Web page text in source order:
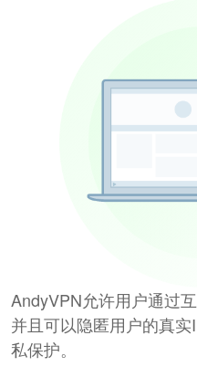
AndyVPN允许用户通过
并且可以隐匿用户的真
私保护。